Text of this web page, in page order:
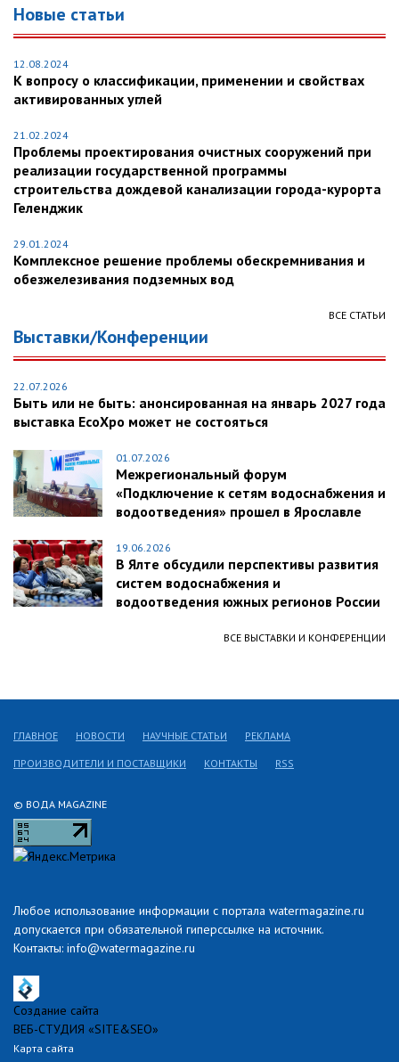
Новые статьи
12.08.2024
К вопросу о классификации, применении и свойствах
активированных углей
21.02.2024
Проблемы проектирования очистных сооружений при
реализации государственной программы
строительства дождевой канализации города-курорта
Геленджик
29.01.2024
Комплексное решение проблемы обескремнивания и
обезжелезивания подземных вод
ВСЕ СТАТЬИ
Выставки/Конференции
22.07.2026
Быть или не быть: анонсированная на январь 2027 года
выставка EcoXpo может не состояться
01.07.2026
Межрегиональный форум
«Подключение к сетям водоснабжения и
водоотведения» прошел в Ярославле
19.06.2026
В Ялте обсудили перспективы развития
систем водоснабжения и
водоотведения южных регионов России
ВСЕ ВЫСТАВКИ И КОНФЕРЕНЦИИ
© ВОДА MAGAZINE
Любое использование информации с портала watermagazine.ru
допускается при обязательной гиперссылке на источник.
Контакты: info@watermagazine.ru
ГЛАВНОЕ НОВОСТИ НАУЧНЫЕ СТАТЬИ РЕКЛАМА
ПРОИЗВОДИТЕЛИ И ПОСТАВЩИКИ КОНТАКТЫ RSS
Создание сайта
ВЕБ-СТУДИЯ «SITE&SEO»
Карта сайта